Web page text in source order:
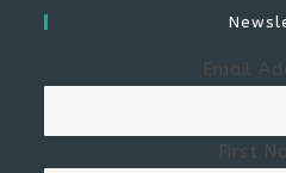
Email
First